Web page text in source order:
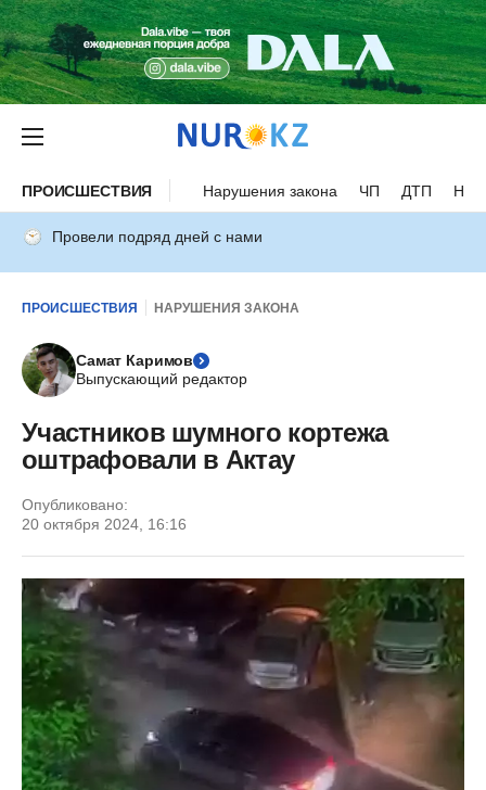
ПРОИСШЕСТВИЯ Нарушения закона ЧП ДТП
Провели подряд дней с нами
ПРОИСШЕСТВИЯ НАРУШЕНИЯ ЗАКОНА
Самат Каримов
Выпускающий редактор
Участников шумного кортежа
оштрафовали в Актау
Опубликовано:
20 октября 2024, 16:16